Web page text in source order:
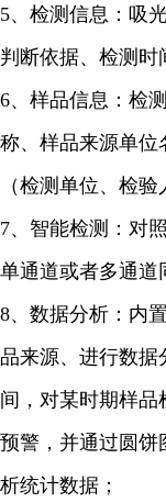
5、检测信息：吸
判断依据、检测时
6、样品信息：检
称、样品来源单位
（检测单位、检验
7、智能检测：对
单通道或者多通道
8、数据分析：内
品来源、进行数
间，对某时期样品
预警，并通过圆饼
析统计数据；